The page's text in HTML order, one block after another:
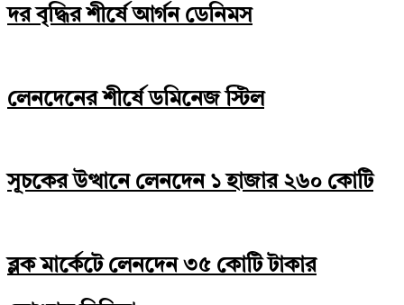
দর বৃদ্ধির শীর্ষে আর্গন ডেনিমস
লেনদেনের শীর্ষে ডমিনেজ স্টিল
সূচকের উত্থানে লেনদেন ১ হাজার ২৬০ কোটি
ব্লক মার্কেটে লেনদেন ৩৫ কোটি টাকার